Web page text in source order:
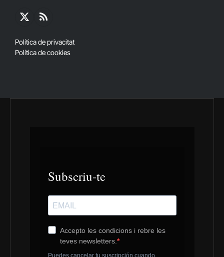
X
RSS
Política de privacitat
Política de cookies